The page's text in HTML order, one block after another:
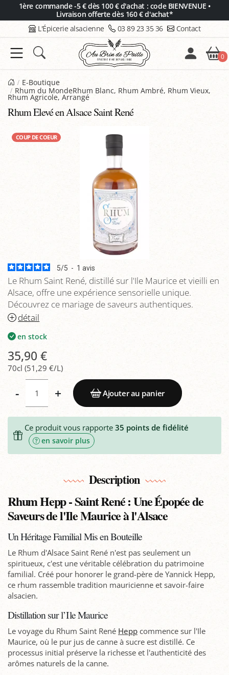
1ère commande -5 € dès 100 € d'achat : code BIENVENUE •
Livraison offerte dès 160 € d'achat*
L'Épicerie alsacienne 03 89 23 35 36 Contact
0
E-Boutique
Rhum du MondeRhum Blanc, Rhum Ambré, Rhum Vieux,
Rhum Agricole, Arrangé
Rhum Elevé en Alsace Saint René
COUP DE COEUR
5/5 - 1 avis
Le Rhum Saint René, distillé sur l'Ile Maurice et vieilli en
Alsace, offre une expérience sensorielle unique.
Découvrez ce mariage de saveurs authentiques.
détail
en stock
35,90 €
70cl (51,29 €/L)
- + Ajouter au panier
Ce produit vous rapporte35 points de fidélité
en savoir plus
Description
Rhum Hepp - Saint René : Une Épopée de
Saveurs de l'Ile Maurice à l'Alsace
Un Héritage Familial Mis en Bouteille
Le Rhum d'Alsace Saint René n'est pas seulement un
spiritueux, c'est une véritable célébration du patrimoine
familial. Créé pour honorer le grand-père de Yannick Hepp,
ce rhum rassemble tradition mauricienne et savoir-faire
alsacien.
Distillation sur l’Ile Maurice
Le voyage du Rhum Saint René Hepp commence sur l'Ile
Maurice, où le pur jus de canne à sucre est distillé. Ce
processus initial préserve la richesse et l'authenticité des
arômes naturels de la canne.
Panneau de gestion des cookies